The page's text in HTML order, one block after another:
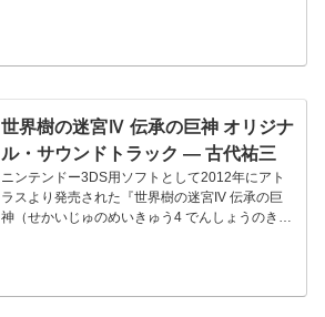
世界樹の迷宮Ⅳ 伝承の巨神 オリジナ
ル・サウンドトラック ― 古代祐三
ニンテンドー3DS用ソフトとして2012年にアト
ラスより発売された『世界樹の迷宮IV 伝承の巨
神（せかいじゅのめいきゅう4 でんしょうのきょ